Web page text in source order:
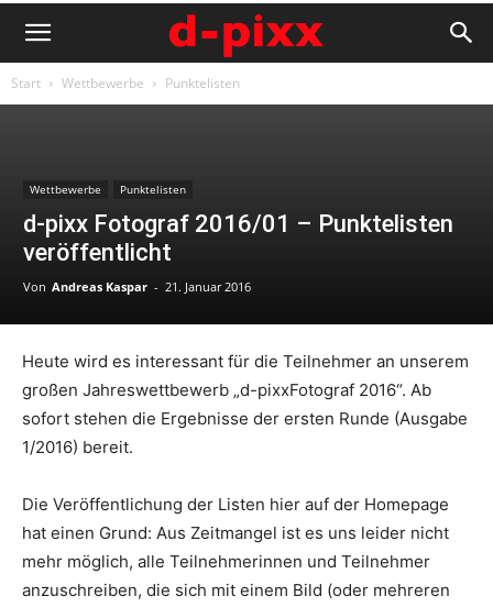
Start Wettbewerbe Punktelisten
Wettbewerbe Punktelisten
d-pixx Fotograf 2016/01 – Punktelisten
veröffentlicht
Von Andreas Kaspar - 21. Januar 2016
Heute wird es interessant für die Teilnehmer an unserem
großen Jahreswettbewerb „d-pixxFotograf 2016“. Ab
sofort stehen die Ergebnisse der ersten Runde (Ausgabe
1/2016) bereit.
Die Veröffentlichung der Listen hier auf der Homepage
hat einen Grund: Aus Zeitmangel ist es uns leider nicht
mehr möglich, alle Teilnehmerinnen und Teilnehmer
anzuschreiben, die sich mit einem Bild (oder mehreren